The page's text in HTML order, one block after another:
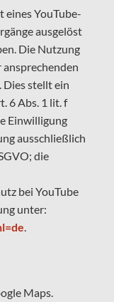
eines YouTube-
ausgelöst
Die Nutzung
stellt ein
6 Abs. 1 lit. f
Einwilligung
ausschließlich
die
bei YouTube
unter:
.
Maps.